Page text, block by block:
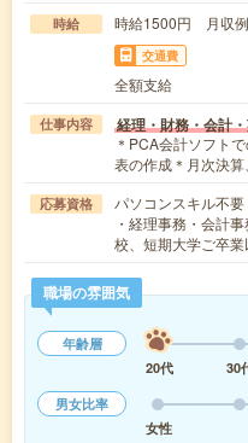
時給 時給1500円 月収
交通費
全額支給
仕事内容 経理・財務・会計
＊PCA会計ソフト
表の作成＊月次決
応募資格
パソコンスキル不
・経理事務・会計
校、短期大学ご卒
職場の雰囲気
年齢層
20代
30
男女比率
女性